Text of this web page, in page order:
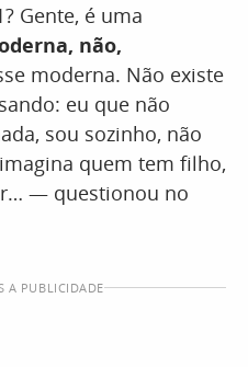
Gente, é uma
não,
moderna. Não existe
eu que não
sou sozinho, não
quem tem filho,
— questionou no
A PUBLICIDADE